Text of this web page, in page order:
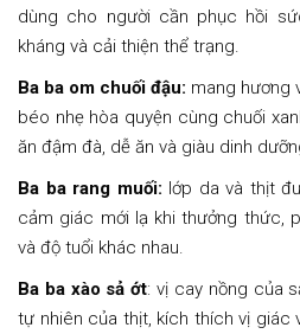
dùng cho người cần phục hồi
kháng và cải thiện thể trạng.
Ba ba om chuối đậu: mang hương
béo nhẹ hòa quyện cùng chuối
ăn đậm đà, dễ ăn và giàu dinh
Ba ba rang muối: lớp da và thịt
cảm giác mới lạ khi thưởng thức,
và độ tuổi khác nhau.
Ba ba xào sả ớt: vị cay nồng của
tự nhiên của thịt, kích thích vị giác